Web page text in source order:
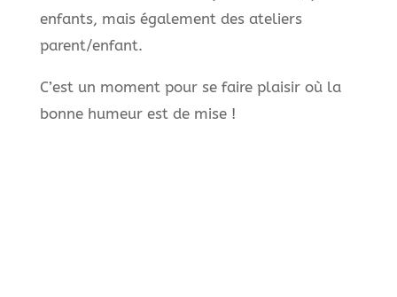
enfants, mais également des ateliers
parent/enfant.
C’est un moment pour se faire plaisir où la
bonne humeur est de mise !